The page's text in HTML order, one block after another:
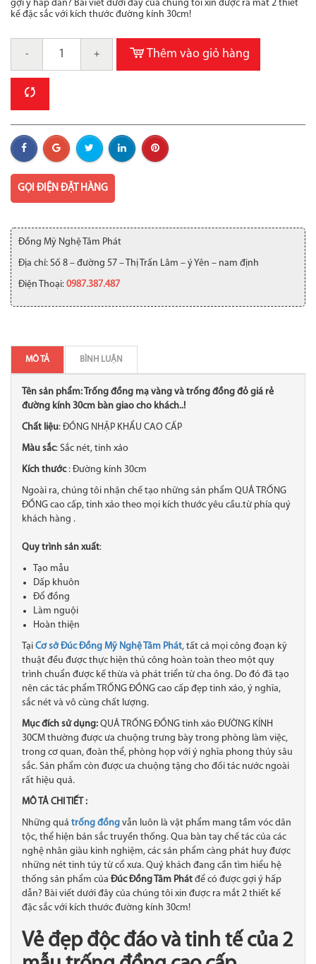
gợi ý hấp dẫn? Bài viết dưới đây của chúng tôi xin được ra mắt 2 thiết
kế đặc sắc với kích thước đường kính 30cm!
- + Thêm vào giỏ hàng
GỌI ĐIỆN ĐẶT HÀNG
Đồng Mỹ Nghệ Tâm Phát
Địa chỉ: Số 8 – đường 57 – Thị Trấn Lâm – ý Yên – nam định
Điện Thoại: 0987.387.487
MÔ TẢ BÌNH LUẬN
Tên sản phẩm: Trống đồng mạ vàng và trống đồng đỏ giá rẻ
đường kính 30cm bàn giao cho khách..!
Chất liệu: ĐỒNG NHẬP KHẨU CAO CẤP
Màu sắc: Sắc nét, tinh xảo
Kích thước: Đường kính 30cm
Ngoài ra, chúng tôi nhận chế tạo những sản phẩm QUẢ TRỐNG
ĐỒNG cao cấp, tinh xảo theo mọi kích thước yêu cầu.từ phía quý
khách hàng .
Quy trình sản xuất:
Tạo mẫu
Dấp khuôn
Đổ đồng
Làm nguội
Hoàn thiện
Tại Cơ sở Đúc Đồng Mỹ Nghệ Tâm Phát, tất cả mọi công đoạn kỹ
thuật đều được thực hiện thủ công hoàn toàn theo một quy
trình chuẩn được kế thừa và phát triển từ cha ông. Do đó đã tạo
nên các tác phẩm TRỐNG ĐỒNG cao cấp đẹp tinh xảo​, ý nghĩa,
sắc nét và vô cùng chất lượng.
Mục đích sử dụng: QUẢ TRỐNG ĐỒNG tinh xảo ĐƯỜNG KÍNH
30CM thường được ưa chuộng trưng bày trong phòng làm việc,
trong cơ quan, đoàn thể, phòng họp với ý nghĩa phong thủy sâu
sắc. Sản phẩm còn được ưa chuộng tặng cho đối tác nước ngoài
rất hiệu quả.
MÔ TẢ CHI TIẾT :
Những quả trống đồng vẫn luôn là vật phẩm mang tầm vóc dân
tộc, thể hiện bản sắc truyền thống. Qua bàn tay chế tác của các
nghệ nhân giàu kinh nghiệm, các sản phẩm càng phát huy được
những nét tinh túy từ cổ xưa. Quý khách đang cần tìm hiểu hệ
thống sản phẩm của Đúc Đồng Tâm Phát để có được gợi ý hấp
dẫn? Bài viết dưới đây của chúng tôi xin được ra mắt 2 thiết kế
đặc sắc với kích thước đường kính 30cm!
Vẻ đẹp độc đáo và tinh tế của 2